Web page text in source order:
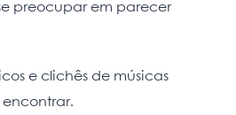
preocupar em parecer
e clichês de músicas